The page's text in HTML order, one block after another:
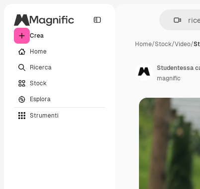
Crea
Home
Ricerca
Stock
Esplora
Strumenti
Home/Stock/Video/
Studentessa
magnific